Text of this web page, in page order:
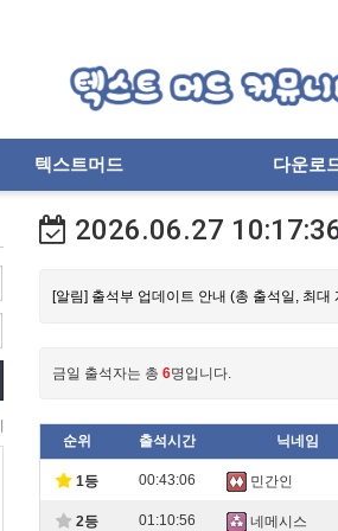
텍스트머드 다운로
2026.06.27
[알림] 출석부 업데이트 안내 (총 출석일, 최
금일 출석자는 총 6명입니다.
순위 출석시간 닉네임
1등 00:43:06 민간인
2등 01:10:56 네메시스